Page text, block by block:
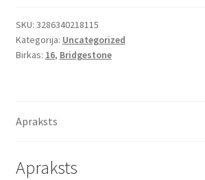
SKU: 3286340218115
Kategorija: Uncategorized
Birkas: 16, Bridgestone
Apraksts
Apraksts